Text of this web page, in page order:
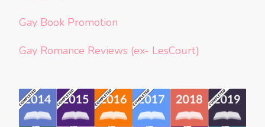
Gay Book Promotion
Gay Romance Reviews (ex- LesCourt)